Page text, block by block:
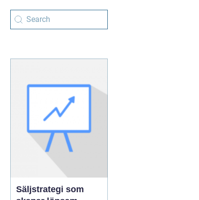
Säljstrategi som